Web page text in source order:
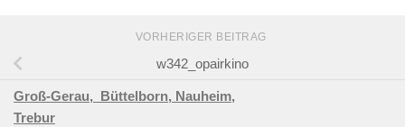
VORHERIGER BEITRAG
w342_opairkino
Groß-Gerau, Büttelborn, Nauheim,
Trebur